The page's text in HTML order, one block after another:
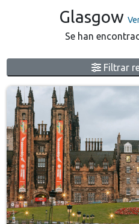
Glasgow
Se han
Filtrar